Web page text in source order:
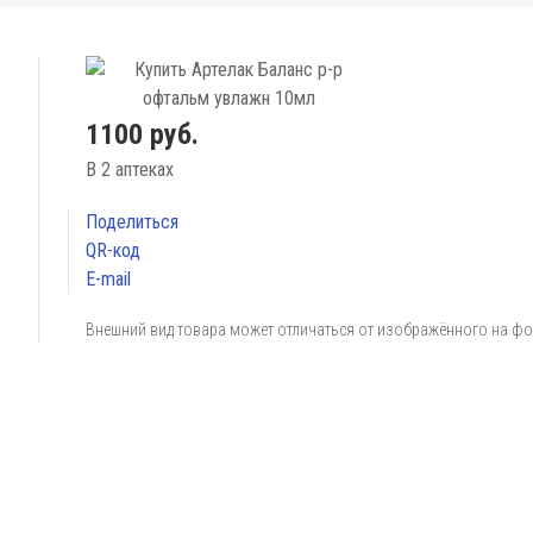
1100 руб.
В 2 аптеках
Поделиться
QR-код
E-mail
Внешний вид товара может отличаться от изображённого на